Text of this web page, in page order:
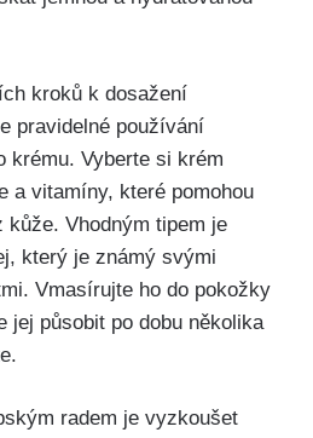
kroků k dosažení
pravidelné používání
krému. Vyberte si krém
a vitamíny, které pomohou
Vhodným tipem je
který je známý svými
Vmasírujte ho do​ pokožky‍
jej působit po dobu několika
radem je⁤ vyzkoušet